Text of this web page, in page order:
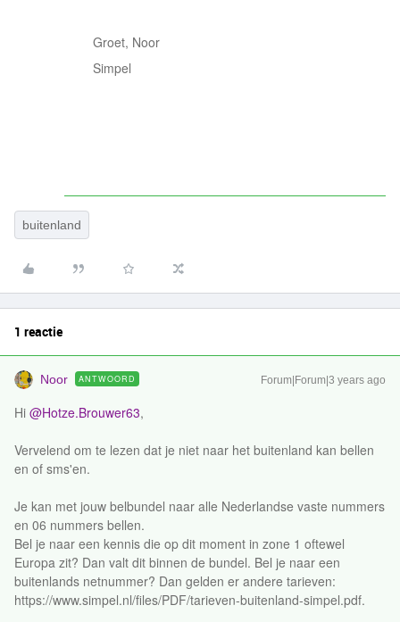
Groet, Noor
Simpel
buitenland
1 reactie
Noor ANTWOORD Forum|Forum|3 years ago
Hi @Hotze.Brouwer63,
Vervelend om te lezen dat je niet naar het buitenland kan bellen
en of sms'en.
Je kan met jouw belbundel naar alle Nederlandse vaste nummers
en 06 nummers bellen.
Bel je naar een kennis die op dit moment in zone 1 oftewel
Europa zit? Dan valt dit binnen de bundel. Bel je naar een
buitenlands netnummer? Dan gelden er andere tarieven:
https://www.simpel.nl/files/PDF/tarieven-buitenland-simpel.pdf.